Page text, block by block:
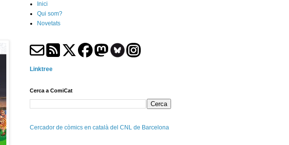
Inici
Qui som?
Novetats
Linktree
Cerca a ComiCat
Cercador de còmics en català del CNL de Barcelona